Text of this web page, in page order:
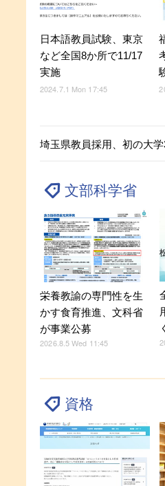
日本語教員試験、東京
など全国8か所で11/17
実施
2024.7.1 Mon 17:45
埼玉県教員採用、初の大
文部科学省
栄養教諭の専門性を生
かす食育推進、文科省
が事業公募
2026.8.5 Wed 11:45
資格